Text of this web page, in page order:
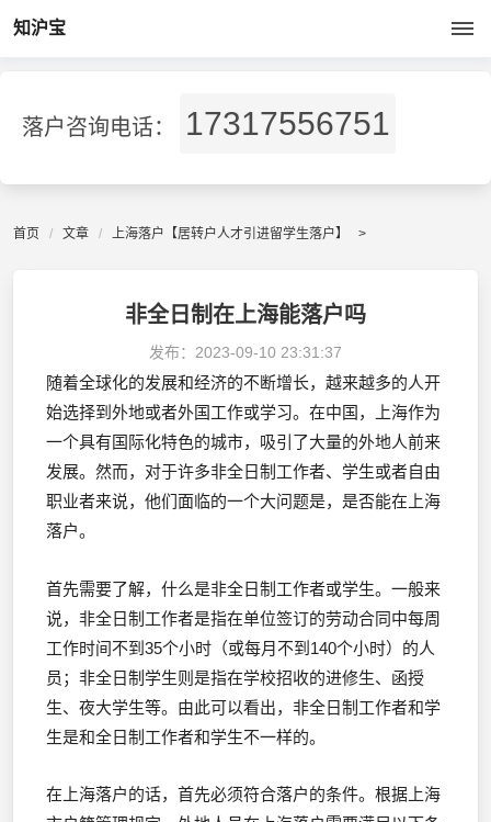
知沪宝
落户咨询电话： 17317556751
首页 文章 上海落户【居转户人才引进留学生落户】 >
非全日制在上海能落户吗
发布： 2023-09-10 23:31:37
随着全球化的发展和经济的不断增长，越来越多的人开
始选择到外地或者外国工作或学习。在中国，上海作为
一个具有国际化特色的城市，吸引了大量的外地人前来
发展。然而，对于许多非全日制工作者、学生或者自由
职业者来说，他们面临的一个大问题是，是否能在上海
落户。
首先需要了解，什么是非全日制工作者或学生。一般来
说，非全日制工作者是指在单位签订的劳动合同中每周
工作时间不到35个小时（或每月不到140个小时）的人
员；非全日制学生则是指在学校招收的进修生、函授
生、夜大学生等。由此可以看出，非全日制工作者和学
生是和全日制工作者和学生不一样的。
在上海落户的话，首先必须符合落户的条件。根据上海